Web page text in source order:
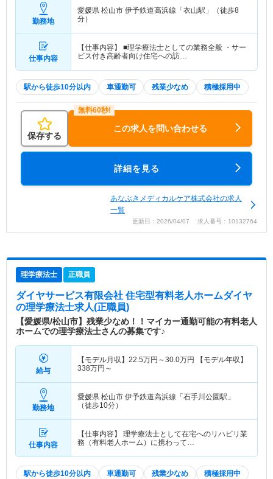
勤務地
愛媛県 松山市 伊予鉄道高浜線「衣山駅」（徒歩8
分）
仕事内容
【仕事内容】 ■理学療法士としての業務全般 ・サー
ビス付き高齢者向け住宅への訪…
駅から徒歩10分以内 車通勤可 残業少なめ 積極採用中
保存する
この求人を問い合わせる
詳細を見る
あなぶきメディカルケア株式会社の求人
一覧
更新日：2026/04/07 求人番号：10132764
理学療法士 正職員
ダイヤサービス有限会社 住宅型有料老人ホームダイヤ
の理学療法士求人(正職員)
【愛媛県/松山市】残業少なめ！！マイカー通勤可能の有料老人
ホームでの理学療法士さんの募集です♪
給与
【モデル月収】 22.5万円～30.0万円
【モデル年収】
338万円～
勤務地
愛媛県 松山市 伊予鉄道高浜線「石手川公園駅」
（徒歩10分）
仕事内容
【仕事内容】 理学療法士として在宅へのリハビリ業
務（有料老人ホーム）に携わって…
駅から徒歩10分以内 車通勤可 残業少なめ 積極採用中